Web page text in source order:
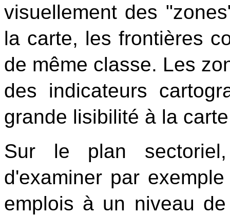
visuellement des
la carte, les frontières
de même classe. Les
des indicateurs
grande lisibilité à la
Sur le plan
d'examiner par
emplois à un niveau